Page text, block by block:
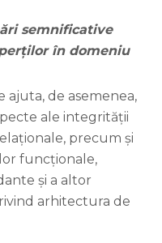
semnificative
în domeniu
ajuta, de asemenea,
ale integrității
precum și
funcționale,
și a altor
arhitectura de